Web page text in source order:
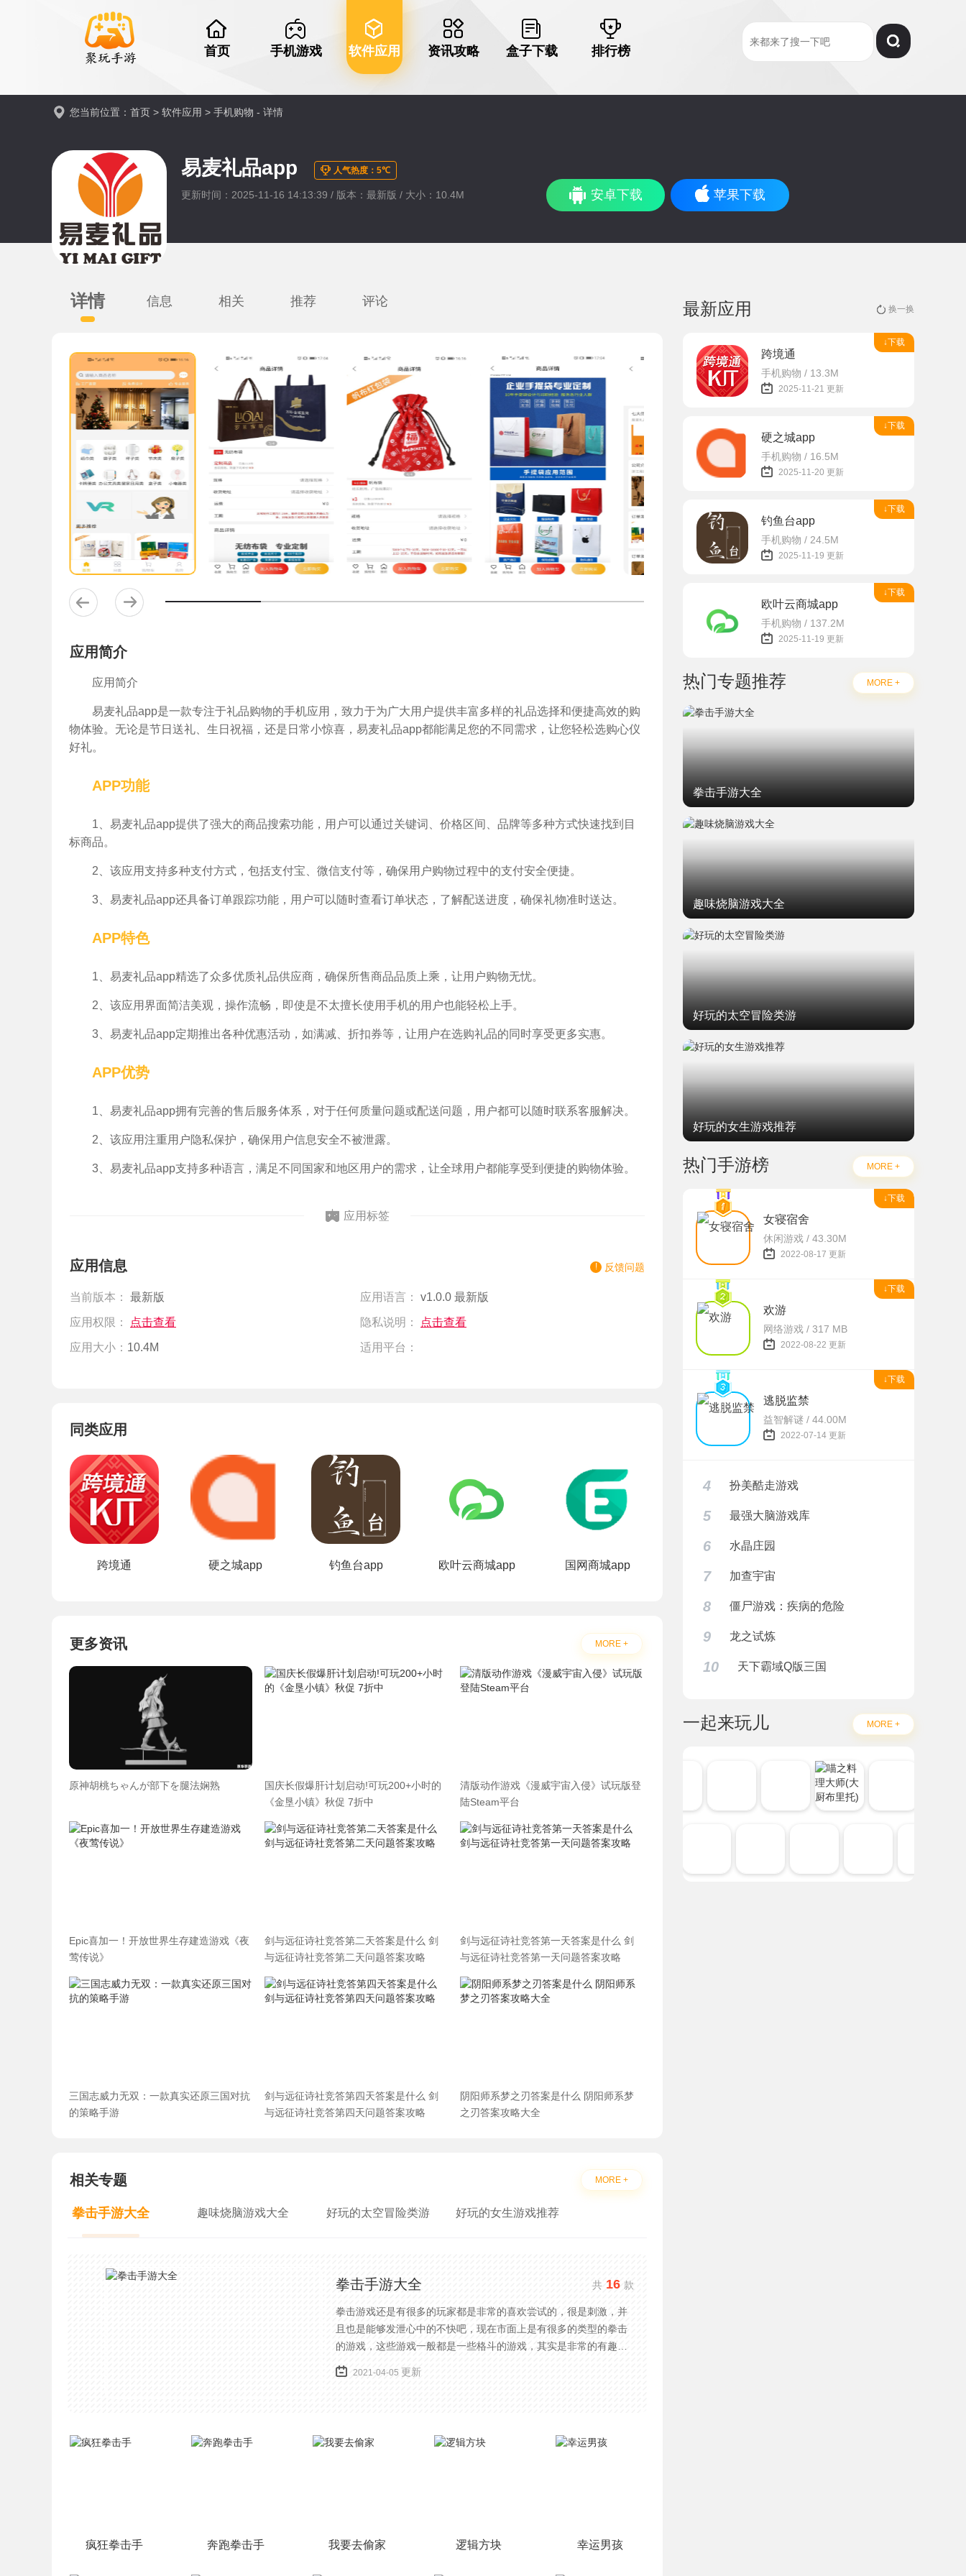
首页 手机游戏 软件应用 资讯攻略 盒子下载 排行榜
您当前位置： 首页 > 软件应用 > 手机购物 - 详情
易麦礼品app 人气热度：5℃
更新时间：2025-11-16 14:13:39 / 版本：最新版 / 大小：10.4M 安卓下载 苹果下载
详情 信息 相关 推荐 评论
应用简介
应用简介
易麦礼品app是一款专注于礼品购物的手机应用，致力于为广大用户提供丰富多样的礼品选择和便捷高效的购
物体验。无论是节日送礼、生日祝福，还是日常小惊喜，易麦礼品app都能满足您的不同需求，让您轻松选购心仪
好礼。
APP功能
1、易麦礼品app提供了强大的商品搜索功能，用户可以通过关键词、价格区间、品牌等多种方式快速找到目
标商品。
2、该应用支持多种支付方式，包括支付宝、微信支付等，确保用户购物过程中的支付安全便捷。
3、易麦礼品app还具备订单跟踪功能，用户可以随时查看订单状态，了解配送进度，确保礼物准时送达。
APP特色
1、易麦礼品app精选了众多优质礼品供应商，确保所售商品品质上乘，让用户购物无忧。
2、该应用界面简洁美观，操作流畅，即使是不太擅长使用手机的用户也能轻松上手。
3、易麦礼品app定期推出各种优惠活动，如满减、折扣券等，让用户在选购礼品的同时享受更多实惠。
APP优势
1、易麦礼品app拥有完善的售后服务体系，对于任何质量问题或配送问题，用户都可以随时联系客服解决。
2、该应用注重用户隐私保护，确保用户信息安全不被泄露。
3、易麦礼品app支持多种语言，满足不同国家和地区用户的需求，让全球用户都能享受到便捷的购物体验。
应用标签
应用信息 反馈问题
当前版本： 最新版 应用语言： v1.0.0 最新版
应用权限： 点击查看 隐私说明： 点击查看
应用大小： 10.4M 适用平台：
同类应用
跨境通 硬之城app 钓鱼台app 欧叶云商城app 国网商城app
更多资讯 MORE +
原神胡桃ちゃんが部下を腿法娴熟
国庆长假爆肝计划启动!可玩200+小时的
《金垦小镇》秋促 7折中
清版动作游戏《漫威宇宙入侵》试玩版登
陆Steam平台
Epic喜加一！开放世界生存建造游戏《夜
莺传说》
剑与远征诗社竞答第二天答案是什么 剑
与远征诗社竞答第二天问题答案攻略
剑与远征诗社竞答第一天答案是什么 剑
与远征诗社竞答第一天问题答案攻略
三国志威力无双：一款真实还原三国对抗
的策略手游
剑与远征诗社竞答第四天答案是什么 剑
与远征诗社竞答第四天问题答案攻略
阴阳师系梦之刃答案是什么 阴阳师系梦
之刃答案攻略大全
相关专题 MORE +
拳击手游大全 趣味烧脑游戏大全 好玩的太空冒险类游 好玩的女生游戏推荐
拳击手游大全 共16 款
拳击游戏还是有很多的玩家都是非常的喜欢尝试的，很是刺激，并
且也是能够发泄心中的不快吧，现在市面上是有很多的类型的拳击
的游戏，这些游戏一般都是一些格斗的游戏，其实是非常的有趣，
也是相当的刺激的，游戏中是有一些不同的场景都是能够去进行体
验的，我们也是能够去刺激的进行对战的，小编现在就是收集了一
2021-04-05 更新
疯狂拳击手 奔跑拳击手 我要去偷家 逻辑方块 幸运男孩
最新应用 换一换
↓下载
跨境通
手机购物 / 13.3M
2025-11-21 更新
↓下载
硬之城app
手机购物 / 16.5M
2025-11-20 更新
↓下载
钓鱼台app
手机购物 / 24.5M
2025-11-19 更新
↓下载
欧叶云商城app
手机购物 / 137.2M
2025-11-19 更新
热门专题推荐 MORE +
拳击手游大全
趣味烧脑游戏大全
好玩的太空冒险类游
好玩的女生游戏推荐
热门手游榜 MORE +
↓下载
女寝宿舍
休闲游戏 / 43.30M
2022-08-17 更新
↓下载
欢游
网络游戏 / 317 MB
2022-08-22 更新
↓下载
逃脱监禁
益智解谜 / 44.00M
2022-07-14 更新
4 扮美酷走游戏
5 最强大脑游戏库
6 水晶庄园
7 加查宇宙
8 僵尸游戏：疾病的危险
9 龙之试炼
10 天下霸域Q版三国
一起来玩儿 MORE +